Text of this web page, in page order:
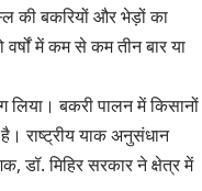
की बकरियों और भेड़ों का
में कम से कम तीन बार या
लिया। बकरी पालन में किसानों
राष्ट्रीय याक अनुसंधान
मिहिर सरकार ने क्षेत्र में